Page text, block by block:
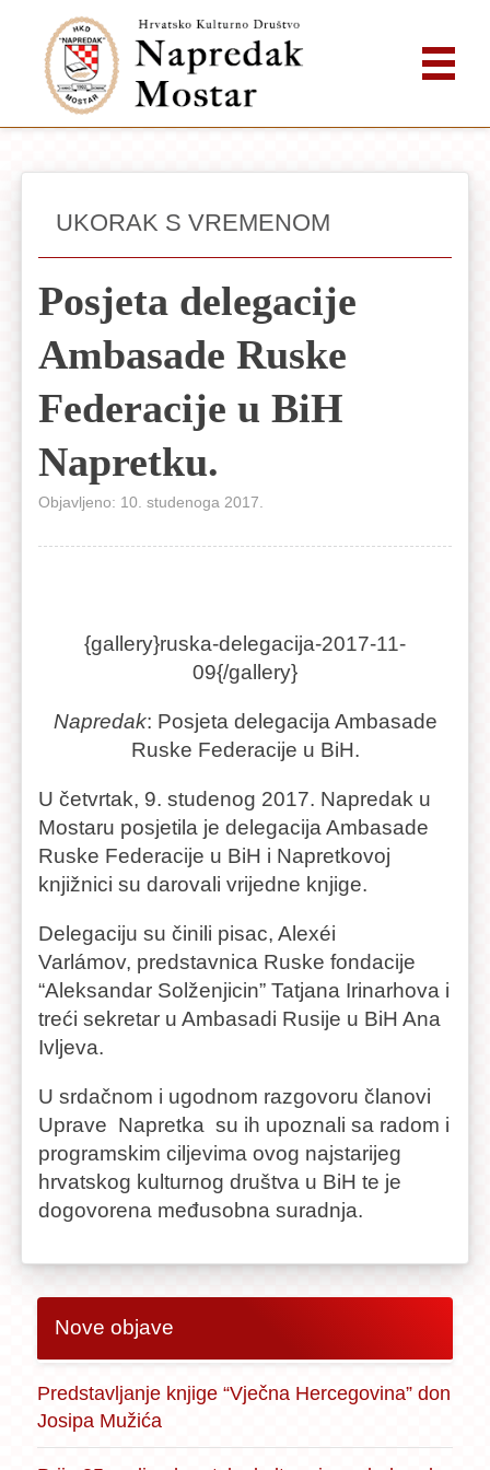
UKORAK S VREMENOM
Posjeta delegacije
Ambasade Ruske
Federacije u BiH
Napretku.
Objavljeno: 10. studenoga 2017.
{gallery}ruska-delegacija-2017-11-
09{/gallery}
Napredak: Posjeta delegacija Ambasade
Ruske Federacije u BiH.
U četvrtak, 9. studenog 2017. Napredak u
Mostaru posjetila je delegacija Ambasade
Ruske Federacije u BiH i Napretkovoj
knjižnici su darovali vrijedne knjige.
Delegaciju su činili pisac, Alexéi
Varlámov, predstavnica Ruske fondacije
“Aleksandar Solženjicin” Tatjana Irinarhova i
treći sekretar u Ambasadi Rusije u BiH Ana
Ivljeva.
U srdačnom i ugodnom razgovoru članovi
Uprave Napretka su ih upoznali sa radom i
programskim ciljevima ovog najstarijeg
hrvatskog kulturnog društva u BiH te je
dogovorena međusobna suradnja.
Nove objave
Predstavljanje knjige “Vječna Hercegovina” don
Josipa Mužića